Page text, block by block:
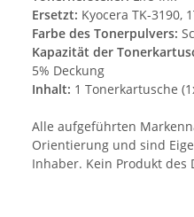
Ersetzt: Kyocera TK-3190,
Farbe des Tonerpulvers:
Kapazität der
5% Deckung
Inhalt: 1 Tonerkartusche
Alle aufgeführten
Orientierung und sind
Inhaber. Kein Produkt des